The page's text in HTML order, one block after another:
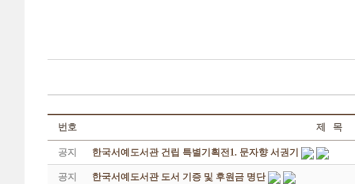
번호 제 목
공지 한국서예도서관 건립 특별기획전1. 문자향 서권기
공지 한국서예도서관 도서 기증 및 후원금 명단